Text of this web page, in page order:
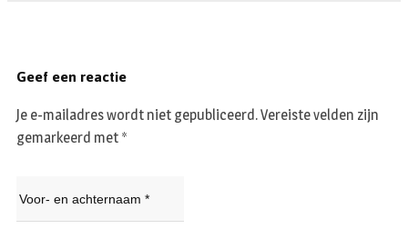
Geef een reactie
Je e-mailadres wordt niet gepubliceerd.Vereiste velden zijn
gemarkeerd met *